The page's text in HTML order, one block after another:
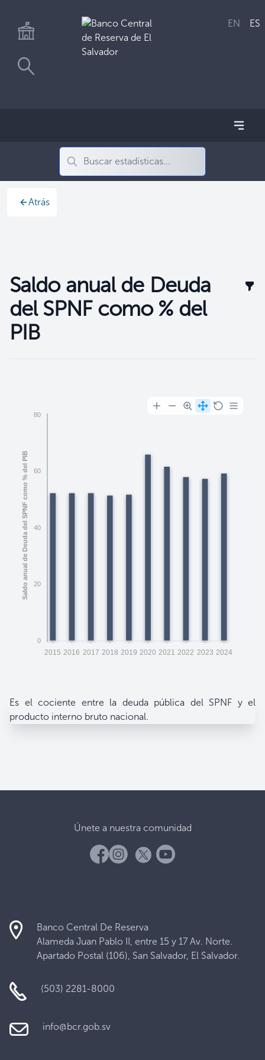
EN ES
Atrás
Saldo anual de Deuda
del SPNF como % del
PIB
2015 2016 2017 2018 2019 2020 2021 2022 2023 2024
80
60
40
20
0
Saldo anual de Deuda del SPNF como % del PIB
Es el cociente entre la deuda pública del SPNF y el
producto interno bruto nacional.
Banco Central De Reserva
Alameda Juan Pablo II, entre 15 y 17 Av. Norte.
Apartado Postal (106), San Salvador, El Salvador.
(503) 2281-8000
info@bcr.gob.sv
Únete a nuestra comunidad